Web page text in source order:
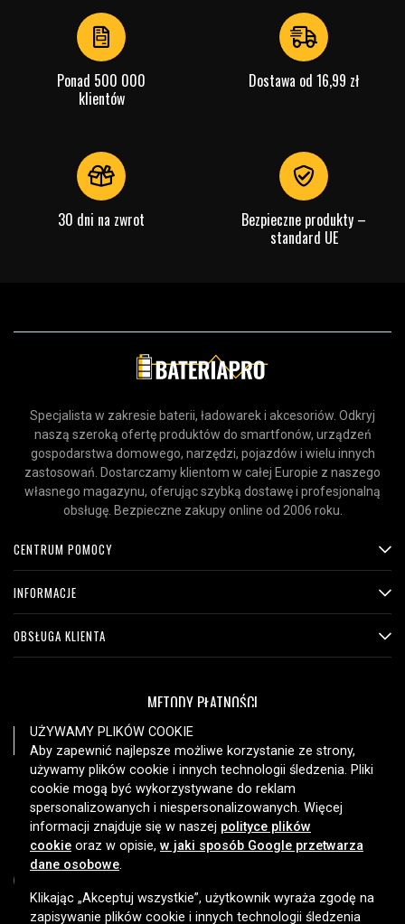
Ponad 500 000
klientów
Dostawa od 16,99 zł
30 dni na zwrot
Bezpieczne produkty –
standard UE
Specjalista w zakresie baterii, ładowarek i akcesoriów. Odkryj
naszą szeroką ofertę produktów do smartfonów, urządzeń
gospodarstwa domowego, narzędzi, pojazdów i wielu innych
zastosowań. Dostarczamy klientom w całej Europie z naszego
własnego magazynu, oferując szybką dostawę i profesjonalną
obsługę. Bezpieczne zakupy online od 2006 roku.
CENTRUM POMOCY
INFORMACJE
OBSŁUGA KLIENTA
METODY PŁATNOŚCI
OPCJE DOSTAWY
UŻYWAMY PLIKÓW COOKIE
Aby zapewnić najlepsze możliwe korzystanie ze strony,
używamy plików cookie i innych technologii śledzenia. Pliki
cookie mogą być wykorzystywane do reklam
spersonalizowanych i niespersonalizowanych. Więcej
informacji znajduje się w naszej polityce plików
cookie oraz w opisie, w jaki sposób Google przetwarza
dane osobowe.
Klikając „Akceptuj wszystkie”, użytkownik wyraża zgodę na
zapisywanie plików cookie i innych technologii śledzenia